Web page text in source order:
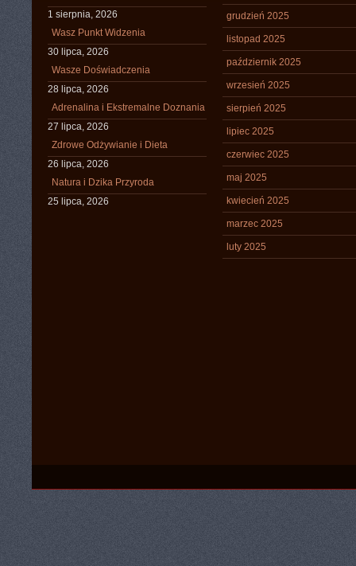
1 sierpnia, 2026
Wasz Punkt Widzenia
30 lipca, 2026
Wasze Doświadczenia
28 lipca, 2026
Adrenalina i Ekstremalne Doznania
27 lipca, 2026
Zdrowe Odżywianie i Dieta
26 lipca, 2026
Natura i Dzika Przyroda
25 lipca, 2026
grudzień 2025
listopad 2025
październik 2025
wrzesień 2025
sierpień 2025
lipiec 2025
czerwiec 2025
maj 2025
kwiecień 2025
marzec 2025
luty 2025